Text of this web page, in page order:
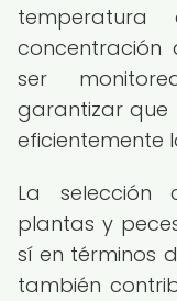
concentración
ser
garantizar
eficientemente
La selección
plantas y
sí en términos
también